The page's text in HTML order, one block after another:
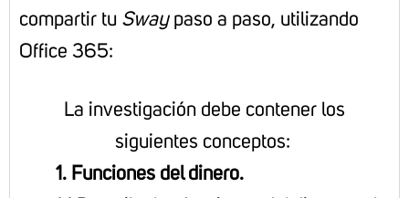
compartir tu Swaypaso a paso, utilizando
Office 365:
​​La investigación debe contener los
siguientes conceptos:
1. Funciones del dinero.